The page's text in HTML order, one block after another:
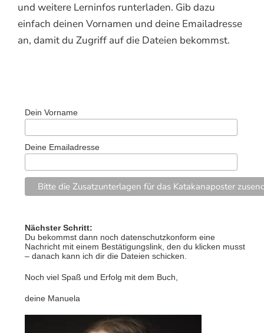
und weitere Lerninfos runterladen. Gib dazu
einfach deinen Vornamen und deine Emailadresse
an, damit du Zugriff auf die Dateien bekommst.
Dein Vorname
Deine Emailadresse
Nächster Schritt:
Du bekommst dann noch datenschutzkonform eine
Nachricht mit einem Bestätigungslink, den du klicken musst
– danach kann ich dir die Dateien schicken.
Noch viel Spaß und Erfolg mit dem Buch,
deine Manuela